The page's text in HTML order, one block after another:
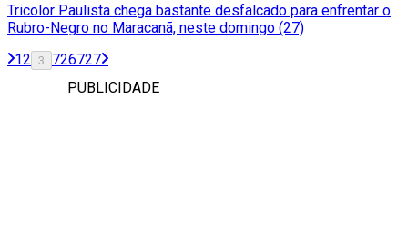
Tricolor Paulista chega bastante desfalcado para enfrentar o
Rubro-Negro no Maracanã, neste domingo (27)
12 3 726727
PUBLICIDADE